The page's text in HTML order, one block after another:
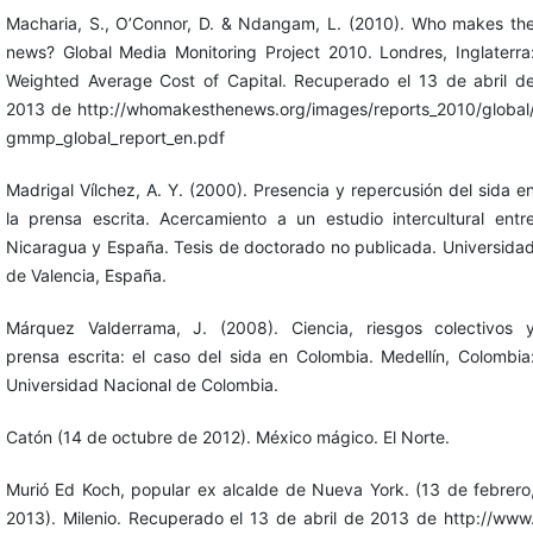
Macharia, S., O’Connor, D. & Ndangam, L. (2010). Who makes
news? Global Media Monitoring Project 2010. Londres,
Weighted Average Cost of Capital. Recuperado el 13 de abril
2013 de http://whomakesthenews.org/images/reports_2010/
gmmp_global_report_en.pdf
Madrigal Vílchez, A. Y. (2000). Presencia y repercusión del sida
la prensa escrita. Acercamiento a un estudio intercultural
Nicaragua y España. Tesis de doctorado no publicada.
de Valencia, España.
Márquez Valderrama, J. (2008). Ciencia, riesgos colectivos
prensa escrita: el caso del sida en Colombia. Medellín,
Universidad Nacional de Colombia.
Catón (14 de octubre de 2012). México mágico. El Norte.
Murió Ed Koch, popular ex alcalde de Nueva York. (13 de
2013). Milenio. Recuperado el 13 de abril de 2013 de http://